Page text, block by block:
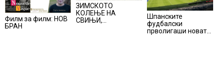
Филм за филм: НОВ
БРАН
ЗИМСКОТО
КОЛЕЊЕ НА
СВИЊИ,
Шпанските
фудбалски
прволигаши новата